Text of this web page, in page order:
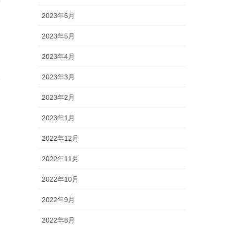
2023年6月
2023年5月
2023年4月
2023年3月
2023年2月
2023年1月
2022年12月
2022年11月
2022年10月
2022年9月
2022年8月